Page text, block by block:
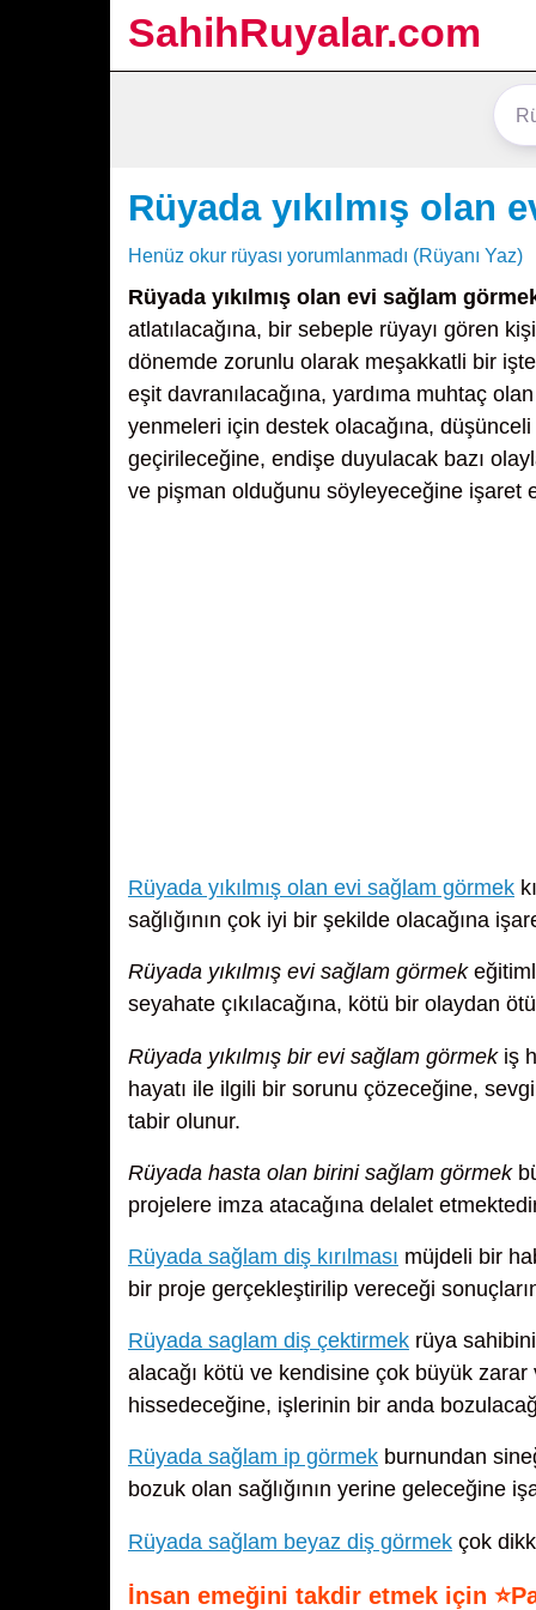
SahihRuyalar.com
Rüyada yıkılmış olan
Henüz okur rüyası yorumlanmadı (Rüyanı Yaz)
Rüyada yıkılmış olan evi sağlam
atlatılacağına, bir sebeple rüyayı gören
dönemde zorunlu olarak meşakkatli bir
eşit davranılacağına, yardıma muhtaç
yenmeleri için destek olacağına, düşünceli
geçirileceğine, endişe duyulacak bazı
ve pişman olduğunu söyleyeceğine işaret
Rüyada yıkılmış olan evi sağlam görmek
sağlığının çok iyi bir şekilde olacağına
Rüyada yıkılmış evi sağlam görmek
seyahate çıkılacağına, kötü bir olaydan
Rüyada yıkılmış bir evi sağlam görmekiş
hayatı ile ilgili bir sorunu çözeceğine,
tabir olunur.
Rüyada hasta olan birini sağlam görmek
projelere imza atacağına delalet
Rüyada sağlam diş kırılması müjdeli bir
bir proje gerçekleştirilip vereceği
Rüyada saglam diş çektirmek rüya
alacağı kötü ve kendisine çok büyük
hissedeceğine, işlerinin bir anda
Rüyada sağlam ip görmek burnundan
bozuk olan sağlığının yerine geleceğine
Rüyada sağlam beyaz diş görmek çok
İnsan emeğini takdir etmek için